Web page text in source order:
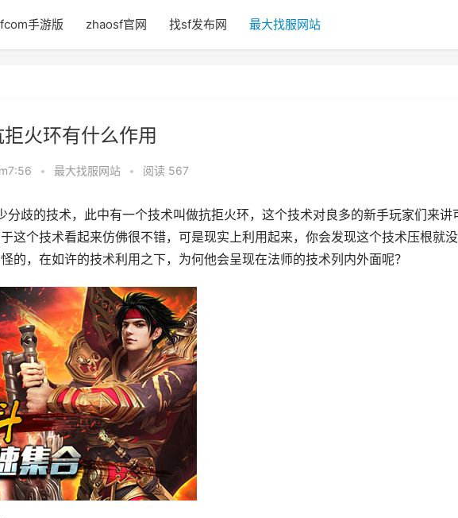
手游版 zhaosf官网 找sf发布网 最大找服网站
火环有什么作用
• 最大找服网站 • 阅读 567
分歧的技术，此中有一个技术叫做抗拒火环，这个技术对良多的新手玩家们来讲
这个技术看起来仿佛很不错，可是现实上利用起来，你会发现这个技术压根就
的，在如许的技术利用之下，为何他会呈现在法师的技术列内外面呢？